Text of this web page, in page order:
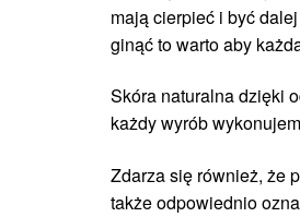
mają cierpieć i być
ginąć to warto aby
Skóra naturalna dzięki
każdy wyrób
Zdarza się również, że
także odpowiednio